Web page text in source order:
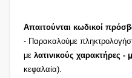
Απαιτούνται κωδικοί
- Παρακαλούμε
με λατινικούς χαρακτήρες -
κεφαλαία).